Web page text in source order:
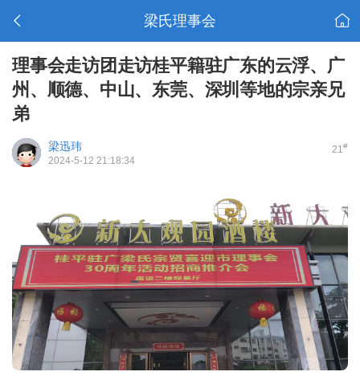
梁氏理事会
理事会走访团走访桂平籍驻广东的云浮、广
州、顺德、中山、东莞、深圳等地的宗亲兄
弟
21#
梁迅玮
2024-5-12 21:18:34